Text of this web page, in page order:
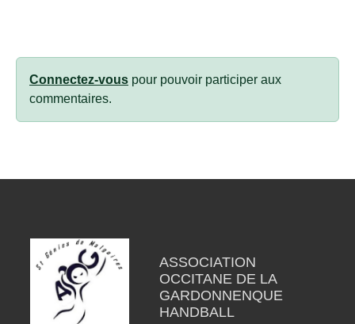
Connectez-vous pour pouvoir participer aux
commentaires.
ASSOCIATION
OCCITANE DE LA
GARDONNENQUE
HANDBALL